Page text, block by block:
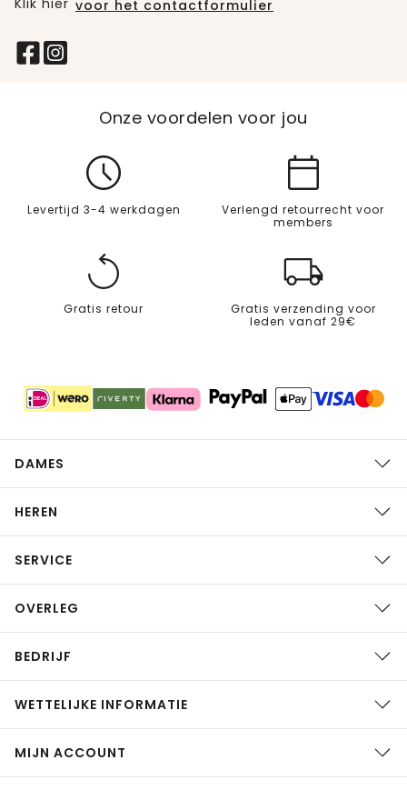
voor het contactformulier
Onze voordelen voor jou
Levertijd 3-4 werkdagen
Verlengd retourrecht voor
members
Gratis retour
Gratis verzending voor
leden vanaf 29€
DAMES
HEREN
SERVICE
OVERLEG
BEDRIJF
WETTELIJKE INFORMATIE
MIJN ACCOUNT